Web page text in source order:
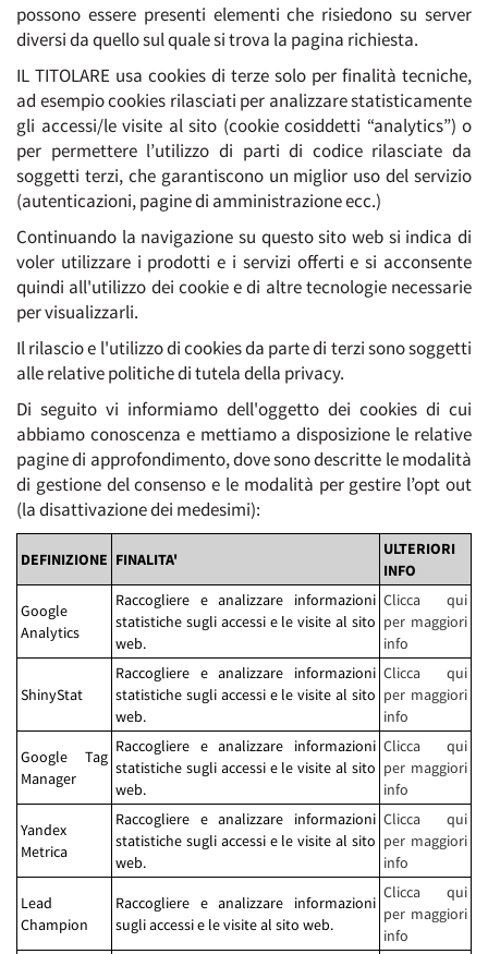
possono essere presenti elementi che risiedono su server
diversi da quello sul quale si trova la pagina richiesta.
IL TITOLARE usa cookies di terze solo per finalità tecniche,
ad esempio cookies rilasciati per analizzare statisticamente
gli accessi/le visite al sito (cookie cosiddetti “analytics”) o
per permettere l’utilizzo di parti di codice rilasciate da
soggetti terzi, che garantiscono un miglior uso del servizio
(autenticazioni, pagine di amministrazione ecc.)
Continuando la navigazione su questo sito web si indica di
voler utilizzare i prodotti e i servizi offerti e si acconsente
quindi all'utilizzo dei cookie e di altre tecnologie necessarie
per visualizzarli.
Il rilascio e l'utilizzo di cookies da parte di terzi sono soggetti
alle relative politiche di tutela della privacy.
Di seguito vi informiamo dell'oggetto dei cookies di cui
abbiamo conoscenza e mettiamo a disposizione le relative
pagine di approfondimento, dove sono descritte le modalità
di gestione del consenso e le modalità per gestire l’opt out
(la disattivazione dei medesimi):
DEFINIZIONE FINALITA'
ULTERIORI
INFO
Google
Analytics
Raccogliere e analizzare informazioni
statistiche sugli accessi e le visite al sito
web.
Clicca qui
per maggiori
info
ShinyStat
Raccogliere e analizzare informazioni
statistiche sugli accessi e le visite al sito
web.
Clicca qui
per maggiori
info
Google Tag
Manager
Raccogliere e analizzare informazioni
statistiche sugli accessi e le visite al sito
web.
Clicca qui
per maggiori
info
Yandex
Metrica
Raccogliere e analizzare informazioni
statistiche sugli accessi e le visite al sito
web.
Clicca qui
per maggiori
info
Lead
Champion
Raccogliere e analizzare informazioni
sugli accessi e le visite al sito web.
Clicca qui
per maggiori
info